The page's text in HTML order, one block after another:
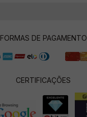
FORMAS DE PAGAMENTO
CERTIFICAÇÕES